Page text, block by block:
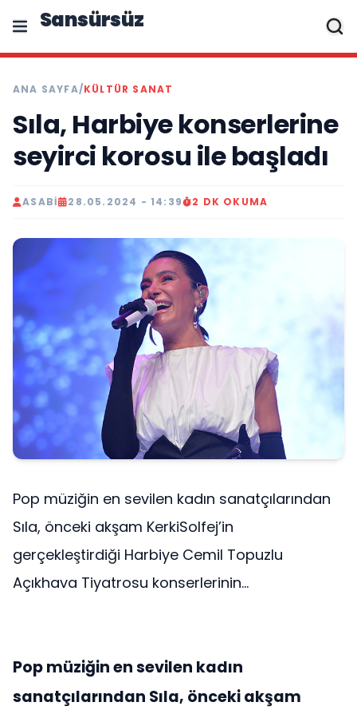
Sansürsüz
ANA SAYFA/KÜLTÜR SANAT
Sıla, Harbiye konserlerine
seyirci korosu ile başladı
ASABI 28.05.2024 - 14:39 2 DK OKUMA
Pop müziğin en sevilen kadın sanatçılarından
Sıla, önceki akşam KerkiSolfej’in
gerçekleştirdiği Harbiye Cemil Topuzlu
Açıkhava Tiyatrosu konserlerinin...
Pop müziğin en sevilen kadın
sanatçılarından Sıla, önceki akşam